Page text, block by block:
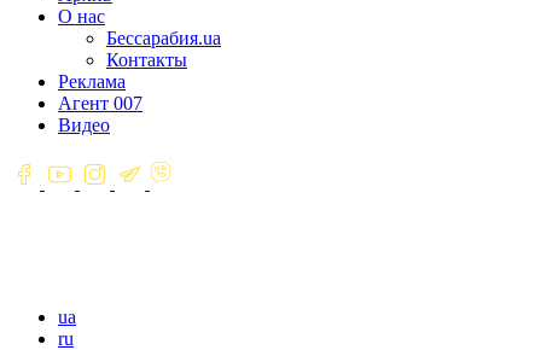
О нас
Бессарабия.ua
Контакты
Реклама
Агент 007
Видео
ua
ru